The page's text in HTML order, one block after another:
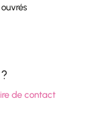
de contact